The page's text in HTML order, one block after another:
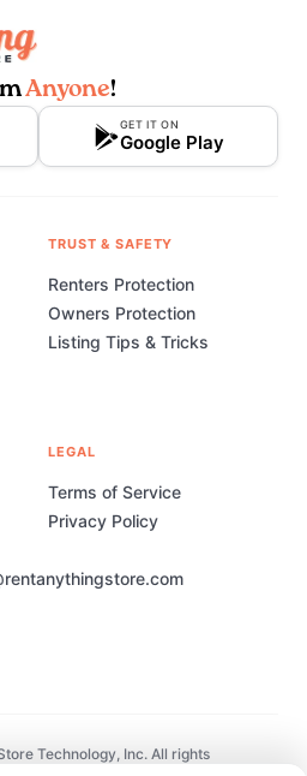
Anyone!
GET IT ON
Google Play
TRUST & SAFETY
Renters Protection
Owners Protection
Listing Tips & Tricks
LEGAL
Terms of Service
Privacy Policy
Technology, Inc. All rights